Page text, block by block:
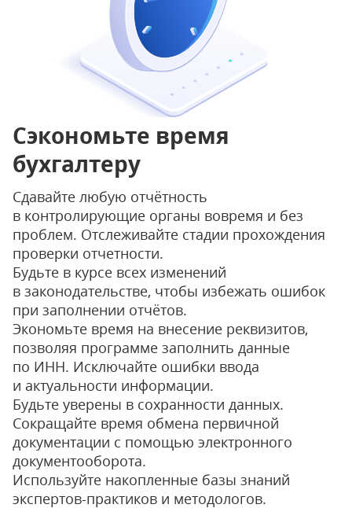
Сэкономьте время
бухгалтеру
Cдавайте любую отчётность
в контролирующие органы вовремя и без
проблем. Отслеживайте стадии прохождения
проверки отчетности.
Будьте в курсе всех изменений
в законодательстве, чтобы избежать ошибок
при заполнении отчётов.
Экономьте время на внесение реквизитов,
позволяя программе заполнить данные
по ИНН. Исключайте ошибки ввода
и актуальности информации.
Будьте уверены в сохранности данных.
Сокращайте время обмена первичной
документации с помощью электронного
документооборота.
Используйте накопленные базы знаний
экспертов-практиков и методологов.